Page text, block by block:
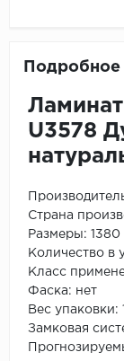
Подробное
U3578
Страна
Размеры:
Количество в
Класс
Фаска: нет
Вес упаковки:
Замковая